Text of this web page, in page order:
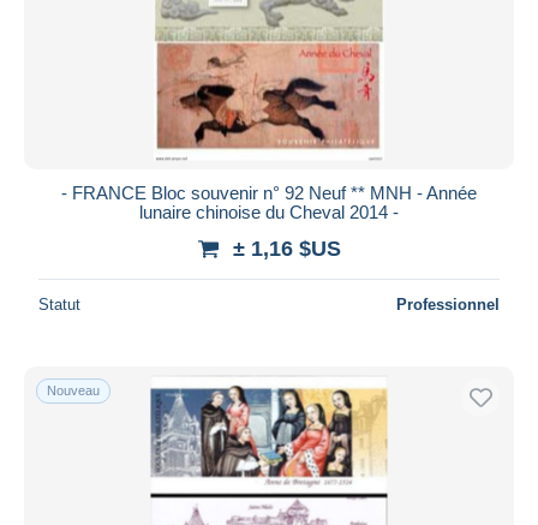
- FRANCE Bloc souvenir n° 92 Neuf ** MNH - Année
lunaire chinoise du Cheval 2014 -
± 1,16 $US
Statut Professionnel
Nouveau